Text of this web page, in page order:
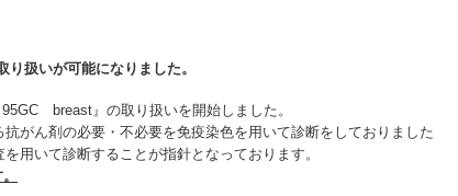
扱いが可能になりました。
breast』の取り扱いを開始しました。
がん剤の必要・不必要を免疫染色を用いて診断をしておりました
用いて診断することが指針となっております。